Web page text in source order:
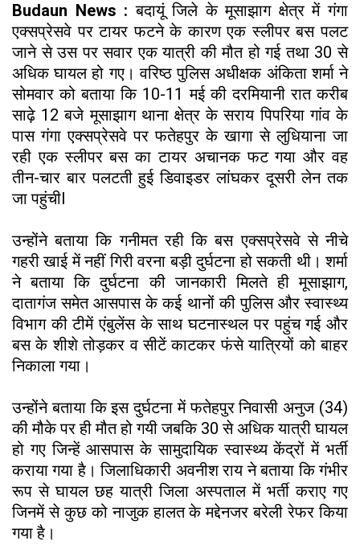
Budaun News :बदायूं जिले के मूसाझाग क्षेत्र में गंगा
एक्सप्रेसवे पर टायर फटने के कारण एक स्लीपर बस पलट
जाने से उस पर सवार एक यात्री की मौत हो गई तथा 30 से
अधिक घायल हो गए। वरिष्ठ पुलिस अधीक्षक अंकिता शर्मा ने
सोमवार को बताया कि 10-11 मई की दरमियानी रात करीब
साढ़े 12 बजे मूसाझाग थाना क्षेत्र के सराय पिपरिया गांव के
पास गंगा एक्सप्रेसवे पर फतेहपुर के खागा से लुधियाना जा
रही एक स्लीपर बस का टायर अचानक फट गया और वह
तीन-चार बार पलटती हुई डिवाइडर लांघकर दूसरी लेन तक
जा पहुंचीl
उन्होंने बताया कि गनीमत रही कि बस एक्सप्रेसवे से नीचे
गहरी खाई में नहीं गिरी वरना बड़ी दुर्घटना हो सकती थी। शर्मा
ने बताया कि दुर्घटना की जानकारी मिलते ही मूसाझाग,
दातागंज समेत आसपास के कई थानों की पुलिस और स्वास्थ्य
विभाग की टीमें एंबुलेंस के साथ घटनास्थल पर पहुंच गई और
बस के शीशे तोड़कर व सीटें काटकर फंसे यात्रियों को बाहर
निकाला गया।
उन्होंने बताया कि इस दुर्घटना में फतेहपुर निवासी अनुज (34)
की मौके पर ही मौत हो गयी जबकि 30 से अधिक यात्री घायल
हो गए जिन्हें आसपास के सामुदायिक स्वास्थ्य केंद्रों में भर्ती
कराया गया है। जिलाधिकारी अवनीश राय ने बताया कि गंभीर
रूप से घायल छह यात्री जिला अस्पताल में भर्ती कराए गए
जिनमें से कुछ को नाजुक हालत के मद्देनजर बरेली रेफर किया
गया है।